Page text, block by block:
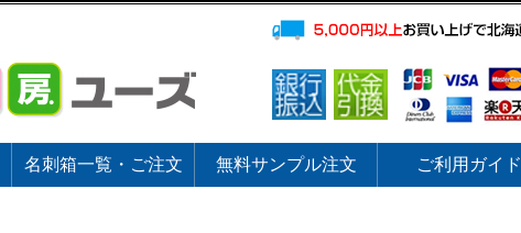
名刺箱一覧・ご注文 無料サンプル注文 ご利用ガイド